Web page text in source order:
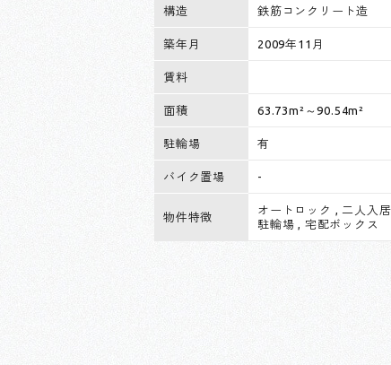
構造 鉄筋コンクリート造
築年月 2009年11月
賃料
面積 63.73m²～90.54m²
駐輪場 有
バイク置場 -
物件特徴
オートロック ,二人入
駐輪場 , 宅配ボックス